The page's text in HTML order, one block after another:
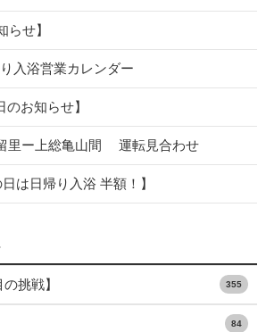
せ】
入浴営業カレンダー
お知らせ】
里ー上総亀山間 運転見合わせ
は日帰り入浴 半額！】
挑戦】 355
84